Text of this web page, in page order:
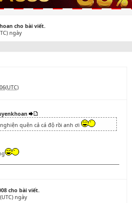
cho bài viết.
ngày
quên cả cá độ rồi anh ơi
cho bài viết.
ngày